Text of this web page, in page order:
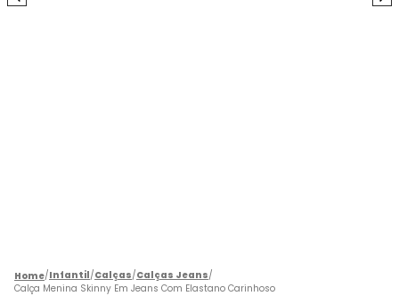
Infantil Calças Calças Jeans
Calça Menina Skinny Em Jeans Com Elastano Carinhoso